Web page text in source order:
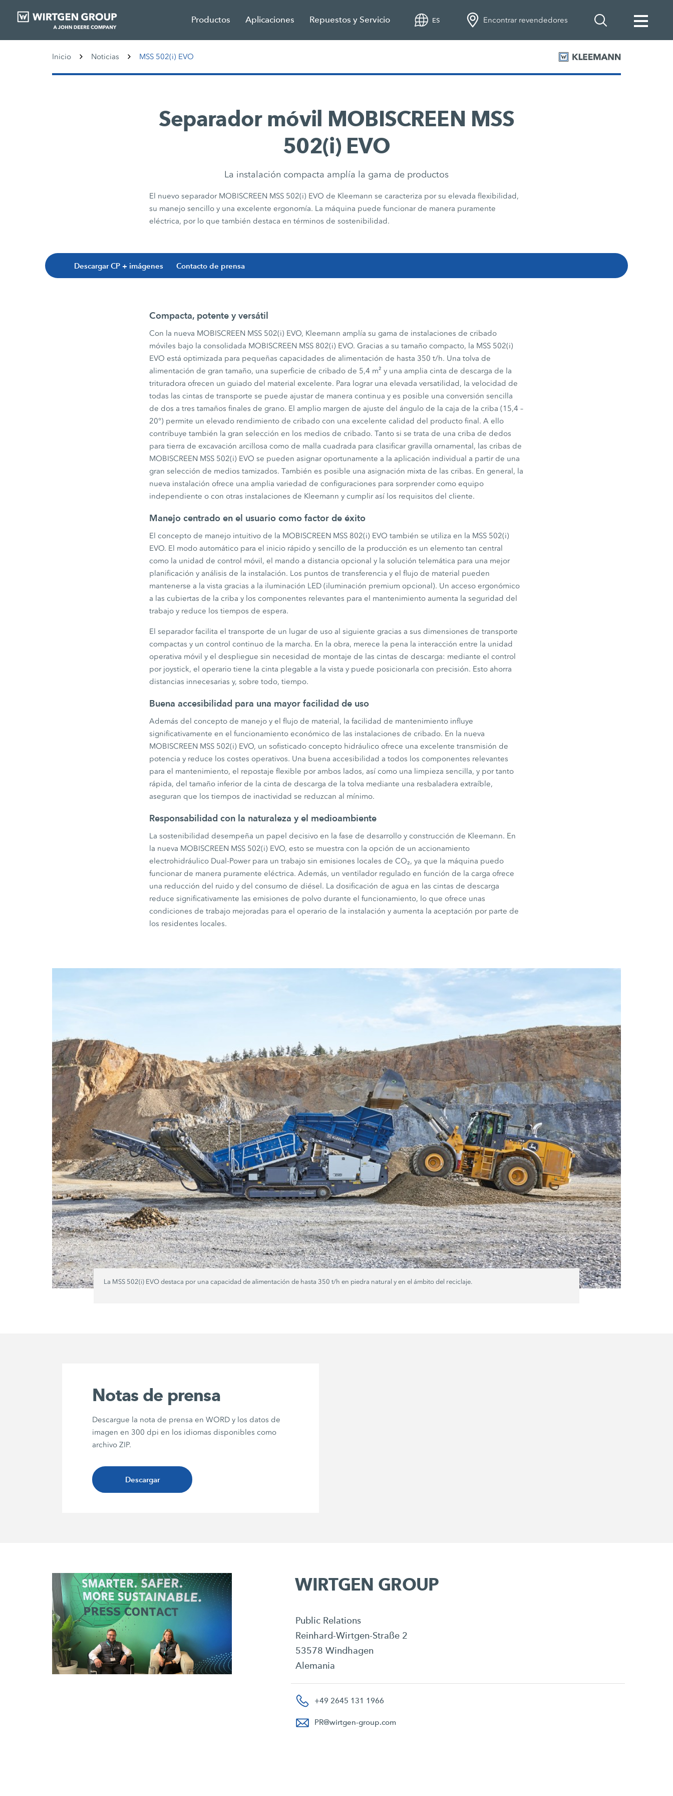
Productos Aplicaciones Repuestos y Servicio ES Encontrar revendedores
Inicio Noticias MSS 502(i) EVO
Separador móvil MOBISCREEN MSS
502(i) EVO
La instalación compacta amplía la gama de productos
El nuevo separador MOBISCREEN MSS 502(i) EVO de Kleemann se caracteriza por su elevada flexibilidad,
su manejo sencillo y una excelente ergonomía. La máquina puede funcionar de manera puramente
eléctrica, por lo que también destaca en términos de sostenibilidad.
Descargar CP + imágenes Contacto de prensa
Compacta, potente y versátil
Con la nueva MOBISCREEN MSS 502(i) EVO, Kleemann amplía su gama de instalaciones de cribado
móviles bajo la consolidada MOBISCREEN MSS 802(i) EVO. Gracias a su tamaño compacto, la MSS 502(i)
EVO está optimizada para pequeñas capacidades de alimentación de hasta 350 t/h. Una tolva de
alimentación de gran tamaño, una superficie de cribado de 5,4 m² y una amplia cinta de descarga de la
trituradora ofrecen un guiado del material excelente. Para lograr una elevada versatilidad, la velocidad de
todas las cintas de transporte se puede ajustar de manera continua y es posible una conversión sencilla
de dos a tres tamaños finales de grano. El amplio margen de ajuste del ángulo de la caja de la criba (15,4 –
20°) permite un elevado rendimiento de cribado con una excelente calidad del producto final. A ello
contribuye también la gran selección en los medios de cribado. Tanto si se trata de una criba de dedos
para tierra de excavación arcillosa como de malla cuadrada para clasificar gravilla ornamental, las cribas de
MOBISCREEN MSS 502(i) EVO se pueden asignar oportunamente a la aplicación individual a partir de una
gran selección de medios tamizados. También es posible una asignación mixta de las cribas. En general, la
nueva instalación ofrece una amplia variedad de configuraciones para sorprender como equipo
independiente o con otras instalaciones de Kleemann y cumplir así los requisitos del cliente.
Manejo centrado en el usuario como factor de éxito
El concepto de manejo intuitivo de la MOBISCREEN MSS 802(i) EVO también se utiliza en la MSS 502(i)
EVO. El modo automático para el inicio rápido y sencillo de la producción es un elemento tan central
como la unidad de control móvil, el mando a distancia opcional y la solución telemática para una mejor
planificación y análisis de la instalación. Los puntos de transferencia y el flujo de material pueden
mantenerse a la vista gracias a la iluminación LED (iluminación premium opcional). Un acceso ergonómico
a las cubiertas de la criba y los componentes relevantes para el mantenimiento aumenta la seguridad del
trabajo y reduce los tiempos de espera.
El separador facilita el transporte de un lugar de uso al siguiente gracias a sus dimensiones de transporte
compactas y un control continuo de la marcha. En la obra, merece la pena la interacción entre la unidad
operativa móvil y el despliegue sin necesidad de montaje de las cintas de descarga: mediante el control
por joystick, el operario tiene la cinta plegable a la vista y puede posicionarla con precisión. Esto ahorra
distancias innecesarias y, sobre todo, tiempo.
Buena accesibilidad para una mayor facilidad de uso
Además del concepto de manejo y el flujo de material, la facilidad de mantenimiento influye
significativamente en el funcionamiento económico de las instalaciones de cribado. En la nueva
MOBISCREEN MSS 502(i) EVO, un sofisticado concepto hidráulico ofrece una excelente transmisión de
potencia y reduce los costes operativos. Una buena accesibilidad a todos los componentes relevantes
para el mantenimiento, el repostaje flexible por ambos lados, así como una limpieza sencilla, y por tanto
rápida, del tamaño inferior de la cinta de descarga de la tolva mediante una resbaladera extraíble,
aseguran que los tiempos de inactividad se reduzcan al mínimo.
Responsabilidad con la naturaleza y el medioambiente
La sostenibilidad desempeña un papel decisivo en la fase de desarrollo y construcción de Kleemann. En
la nueva MOBISCREEN MSS 502(i) EVO, esto se muestra con la opción de un accionamiento
electrohidráulico Dual-Power para un trabajo sin emisiones locales de CO₂, ya que la máquina puedo
funcionar de manera puramente eléctrica. Además, un ventilador regulado en función de la carga ofrece
una reducción del ruido y del consumo de diésel. La dosificación de agua en las cintas de descarga
reduce significativamente las emisiones de polvo durante el funcionamiento, lo que ofrece unas
condiciones de trabajo mejoradas para el operario de la instalación y aumenta la aceptación por parte de
los residentes locales.
La MSS 502(i) EVO destaca por una capacidad de alimentación de hasta 350 t/h en piedra natural y en el ámbito del reciclaje.
Notas de prensa
Descargue la nota de prensa en WORD y los datos de
imagen en 300 dpi en los idiomas disponibles como
archivo ZIP.
Descargar
WIRTGEN GROUP
Public Relations
Reinhard-Wirtgen-Straße 2
53578 Windhagen
Alemania
+49 2645 131 1966
PR@wirtgen-group.com